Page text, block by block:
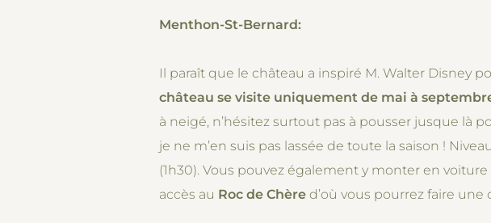
Menthon-St-Bernard:
Il paraît que le château a inspiré M. Walter Disney
château se visite uniquement de mai à
à neigé, n’hésitez surtout pas à pousser jusque là
je ne m’en suis pas lassée de toute la saison !
(1h30). Vous pouvez également y monter en
accès au Roc de Chère d’où vous pourrez faire